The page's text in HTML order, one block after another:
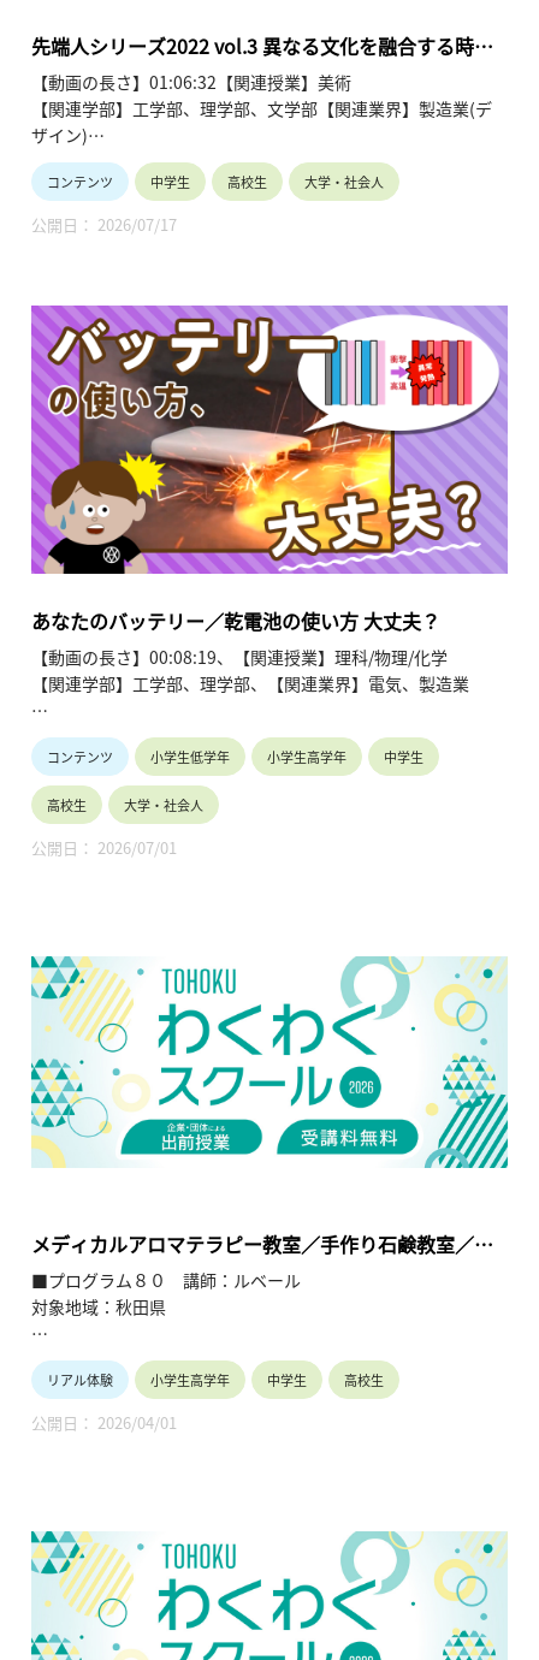
追求することの大切さを説いています。ファッションが好きで
あれば、デザインだけでなく科学的なアプローチからもその世
界に貢献できることを示唆し、中高生に広い視野での進路選択
を促しています。
先端人シリーズ2022 vol.3 異なる文化を融合する時の
アプローチとは？
【動画の長さ】01:06:32【関連授業】美術
【関連学部】工学部、理学部、文学部【関連業界】製造業(デ
ザイン)
講師：伊藤節
本講義では、イタリア・ミラノを中心に世界的に活躍するデザ
さと、その実践的なアプローチについて解説します。前半で
は、伊藤先生がデザインされてきた作品・製品を紹介しなが
ら、主に「プラスチック」を用いたデザインについて紹介・解
説します。また、モルディブの高級リゾートにおいて、日々大
量に出る廃棄ガラスの瓶を美しいアート作品や実用品に生まれ
変わらせるプロジェクトの事例も紹介します。後半では、「も
のの歴史」とも言えるデザインの歴史を振り返りつつ、人とも
のの相互作用によって新たな価値を生み出す「インタラクティ
ブデザイン」を紹介します。また、自分のやりたいことを信じ
続けていれば多くのことは叶うといった熱いメッセージも寄せ
内容になっています。
コンテンツ 中学生 高校生 大学・社会人
公開日： 2026/07/17
あなたのバッテリー／乾電池の使い方 大丈夫？
【動画の長さ】00:08:19、【関連授業】理科/物理/化学
【関連学部】工学部、理学部、【関連業界】電気、製造業
私たちの身の回りには多くのバッテリーや乾電池が使われてい
ます。ですが、最近ではスマホの発火がニュースになるよう
に、バッテリーの使い方には注意が必要です。あなたのバッテ
リーや乾電池の使い方は大丈夫ですか？いくつかの実験を通し
て、バッテリーの使い方に注意しなければいけない理由につい
相談窓口の連絡先：「お問合せ」
https://renkei.iee.jp/9c74c00a470063e0ec6ec47eba409649
コンテンツ 小学生低学年 小学生高学年 中学生
高校生 大学・社会人
公開日： 2026/07/01
メディカルアロマテラピー教室／手作り石鹸教室／ペ
ットマッサージ教室
■プログラム８０ 講師：ルベール
対象地域：秋田県
【テ ー マ】
①メディカルアロマテラピー教室
②手作り石鹸教室
③ペットマッサージ教室
ーム作り）
②肌と地球にやさしい石鹸の成分と作り方（手作り石鹸作り）
③ペットマッサージで信頼関係を築く（ペットと人の癒し体
リアル体験 小学生高学年 中学生 高校生
公開日： 2026/04/01